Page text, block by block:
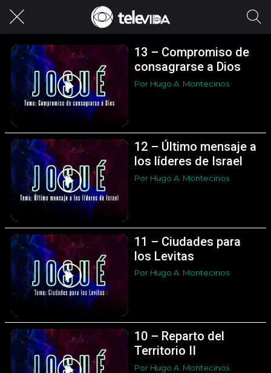
13 – Compromiso de
consagrarse a Dios
Por Hugo A. Montecinos
12 – Último mensaje a
los líderes de Israel
Por Hugo A. Montecinos
11 – Ciudades para
los Levitas
Por Hugo A. Montecinos
10 – Reparto del
Territorio II
Por Hugo A. Montecinos